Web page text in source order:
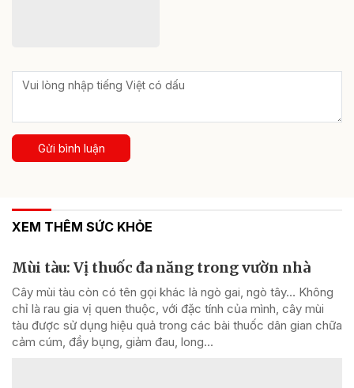
Gửi bình luận
XEM THÊM SỨC KHỎE
Mùi tàu: Vị thuốc đa năng trong vườn nhà
Cây mùi tàu còn có tên gọi khác là ngò gai, ngò tây… Không
chỉ là rau gia vị quen thuộc, với đặc tính của mình, cây mùi
tàu được sử dụng hiệu quả trong các bài thuốc dân gian chữa
cảm cúm, đầy bụng, giảm đau, long...